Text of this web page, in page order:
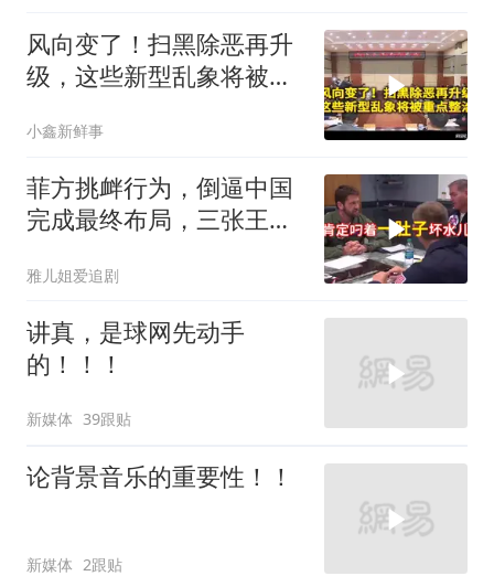
风向变了！扫黑除恶再升
级，这些新型乱象将被重
小鑫新鲜事
菲方挑衅行为，倒逼中国
完成最终布局，三张王牌
雅儿姐爱追剧
讲真，是球网先动手
的！！！
新媒体 39跟贴
论背景音乐的重要性！！
新媒体 2跟贴